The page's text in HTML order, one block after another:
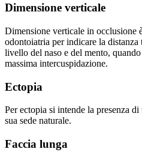
Dimensione verticale
Dimensione verticale in occlusione
odontoiatria per indicare la
livello del naso e del mento,
massima intercuspidazione.
Ectopia
Per ectopia si intende la presenza
sua sede naturale.
Faccia lunga